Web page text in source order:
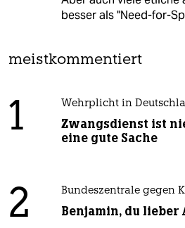
besser als "Need-for-
meistkommentiert
1 Wehrplicht in
Zwangsdienst ist
eine gute Sache
2 Bundeszentrale gegen
Benjamin, du lieber